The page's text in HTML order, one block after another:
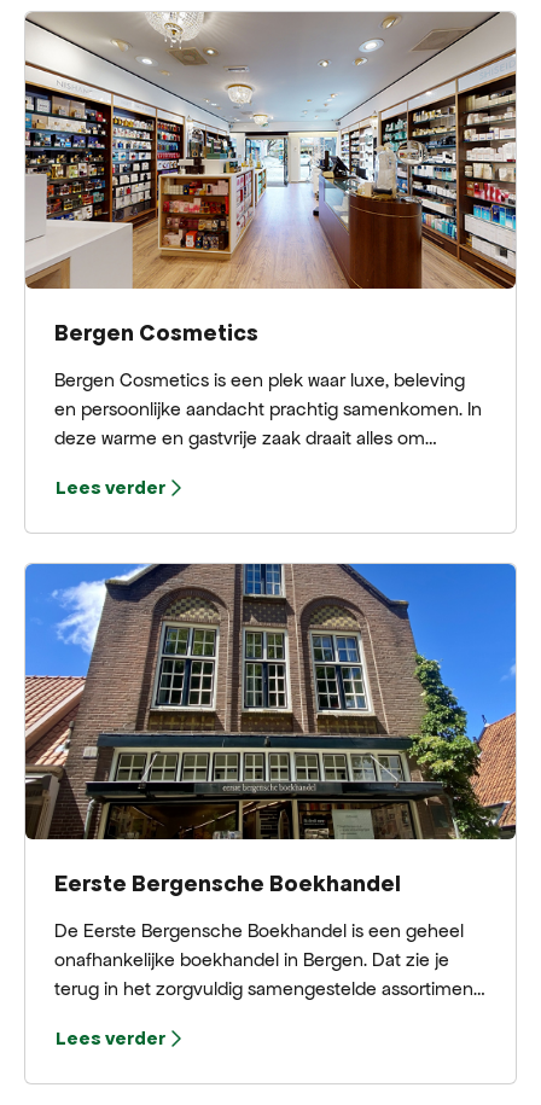
Bergen Cosmetics
Bergen Cosmetics is een plek waar luxe, beleving
en persoonlijke aandacht prachtig samenkomen. In
deze warme en gastvrije zaak draait alles om
Zodra je binnenstapt, word je meegenomen in een
samengebracht onder één dak.
Lees verder
Eerste Bergensche Boekhandel
De Eerste Bergensche Boekhandel is een geheel
onafhankelijke boekhandel in Bergen. Dat zie je
terug in het zorgvuldig samengestelde assortiment.
poëzie, kinderboeken, geschiedenisboeken en
Lees verder